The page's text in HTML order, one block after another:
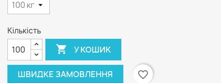
Кількість
 У КОШИК
ШВИДКЕ ЗАМОВЛЕННЯ favorite_border